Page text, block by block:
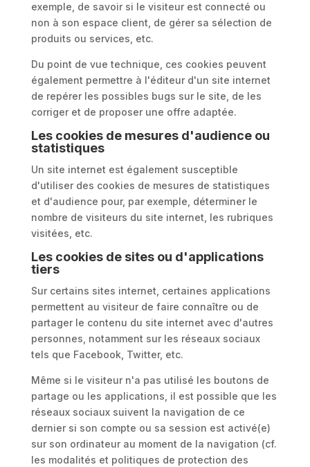
exemple, de savoir si le visiteur est connecté ou
non à son espace client, de gérer sa sélection de
produits ou services, etc.
Du point de vue technique, ces cookies peuvent
également permettre à l'éditeur d'un site internet
de repérer les possibles bugs sur le site, de les
corriger et de proposer une offre adaptée.
Les cookies de mesures d'audience ou
statistiques
Un site internet est également susceptible
d'utiliser des cookies de mesures de statistiques
et d'audience pour, par exemple, déterminer le
nombre de visiteurs du site internet, les rubriques
visitées, etc.
Les cookies de sites ou d'applications
tiers
Sur certains sites internet, certaines applications
permettent au visiteur de faire connaître ou de
partager le contenu du site internet avec d'autres
personnes, notamment sur les réseaux sociaux
tels que Facebook, Twitter, etc.
Même si le visiteur n'a pas utilisé les boutons de
partage ou les applications, il est possible que les
réseaux sociaux suivent la navigation de ce
dernier si son compte ou sa session est activé(e)
sur son ordinateur au moment de la navigation (cf.
les modalités et politiques de protection des